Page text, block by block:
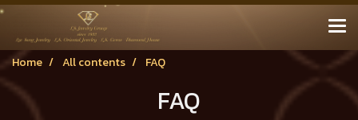
Home All contents FAQ
FAQ